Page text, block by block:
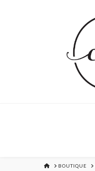
MAISON
BOUTIQUE